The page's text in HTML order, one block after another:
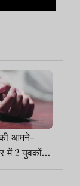
की आमने-
में 2 युवकों